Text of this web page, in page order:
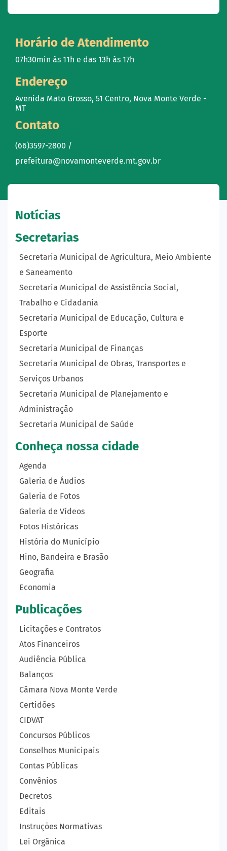
Horário de Atendimento
07h30min às 11h e das 13h às 17h
Endereço
Avenida Mato Grosso, 51 Centro, Nova Monte Verde -
MT
Contato
(66)3597-2800 /
prefeitura@novamonteverde.mt.gov.br
Notícias
Secretarias
Secretaria Municipal de Agricultura, Meio Ambiente
e Saneamento
Secretaria Municipal de Assistência Social,
Trabalho e Cidadania
Secretaria Municipal de Educação, Cultura e
Esporte
Secretaria Municipal de Finanças
Secretaria Municipal de Obras, Transportes e
Serviços Urbanos
Secretaria Municipal de Planejamento e
Administração
Secretaria Municipal de Saúde
Conheça nossa cidade
Agenda
Galeria de Áudios
Galeria de Fotos
Galeria de Vídeos
Fotos Históricas
História do Município
Hino, Bandeira e Brasão
Geografia
Economia
Publicações
Licitações e Contratos
Atos Financeiros
Audiência Pública
Balanços
Câmara Nova Monte Verde
Certidões
CIDVAT
Concursos Públicos
Conselhos Municipais
Contas Públicas
Convênios
Decretos
Editais
Instruções Normativas
Lei Orgânica